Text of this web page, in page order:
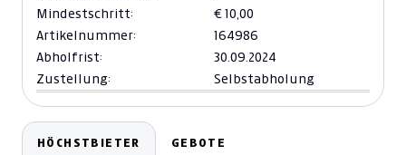
Mindestschritt:
€ 10,00
Artikelnummer:
164986
Abholfrist:
30.09.2024
Zustellung:
Selbstabholung
HÖCHSTBIETER GEBOTE